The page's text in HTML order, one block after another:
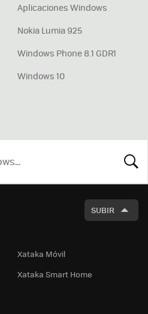
Aplicaciones Windows
Nokia Lumia 925
Windows Phone 8.1 GDR1
Windows 10
SUBIR
Xataka Móvil
Xataka Smart Home